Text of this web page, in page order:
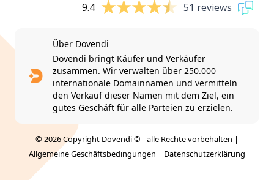
9.4 51 reviews
Über Dovendi
Dovendi bringt Käufer und Verkäufer
zusammen. Wir verwalten über 250.000
internationale Domainnamen und vermitteln
den Verkauf dieser Namen mit dem Ziel, ein
gutes Geschäft für alle Parteien zu erzielen.
© 2026 Copyright Dovendi © - alle Rechte vorbehalten |
Allgemeine Geschäftsbedingungen | Datenschutzerklärung